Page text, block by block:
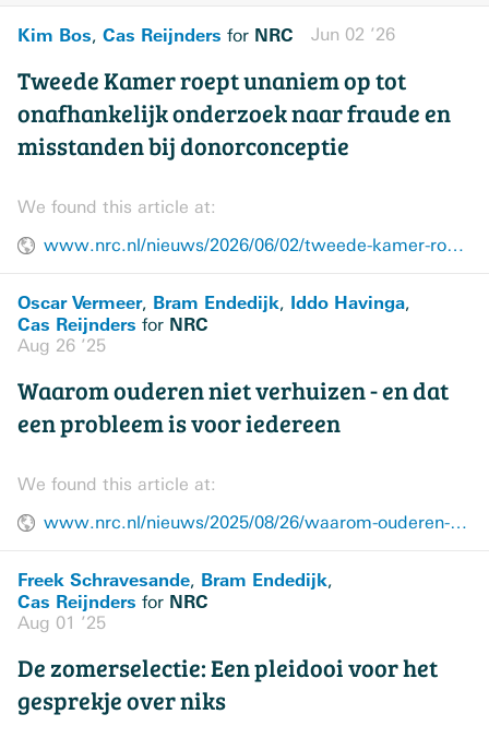
Kim Bos, Cas Reijnders for NRC Jun 02 ’26
Tweede Kamer roept unaniem op tot
onafhankelijk onderzoek naar fraude en
misstanden bij donorconceptie
We found this article at:
www.nrc.nl/nieuws/2026/06/02/tweede-kamer-roept-unaniem-op-tot-onafhankelijk-onderzoek-naar-fraude-en-misstanden-bij-donorconceptie-a4929200
Oscar Vermeer, Bram Endedijk, Iddo Havinga,
Cas Reijnders for NRC
Aug 26 ’25
Waarom ouderen niet verhuizen - en dat
een probleem is voor iedereen
We found this article at:
www.nrc.nl/nieuws/2025/08/26/waarom-ouderen-niet-verhuizen-en-dat-een-probleem-is-voor-iedereen-a4904037
Freek Schravesande, Bram Endedijk,
Cas Reijnders for NRC
Aug 01 ’25
De zomerselectie: Een pleidooi voor het
gesprekje over niks